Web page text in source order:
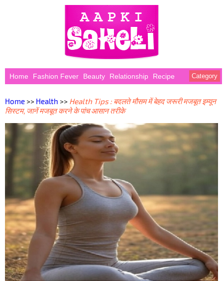
Home Fashion Fever Beauty Relationship Recipe Category
Home >> Health >> Health Tips : बदलते मौसम में बेहद जरूरी मजबूत इम्यून
सिस्टम, जानें मजबूत करने के पांच आसान तरीके